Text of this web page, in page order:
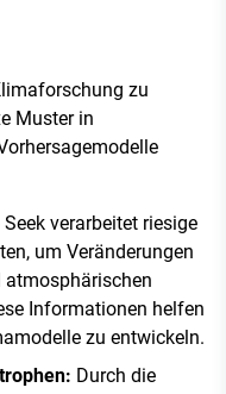
zu
Muster in
Seek verarbeitet riesige
um Veränderungen
atmosphärischen
Informationen helfen
zu entwickeln.
Durch die